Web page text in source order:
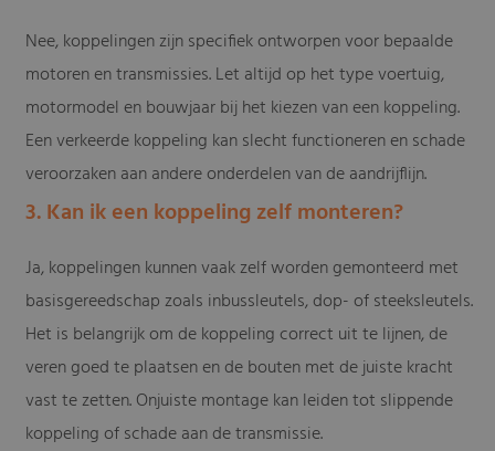
Nee, koppelingen zijn specifiek ontworpen voor bepaalde
motoren en transmissies. Let altijd op het type voertuig,
motormodel en bouwjaar bij het kiezen van een koppeling.
Een verkeerde koppeling kan slecht functioneren en schade
veroorzaken aan andere onderdelen van de aandrijflijn.
3. Kan ik een koppeling zelf monteren?
Ja, koppelingen kunnen vaak zelf worden gemonteerd met
basisgereedschap zoals inbussleutels, dop- of steeksleutels.
Het is belangrijk om de koppeling correct uit te lijnen, de
veren goed te plaatsen en de bouten met de juiste kracht
vast te zetten. Onjuiste montage kan leiden tot slippende
koppeling of schade aan de transmissie.